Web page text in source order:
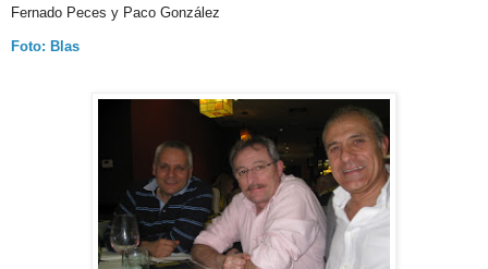
Fernado Peces y Paco González
Foto: Blas